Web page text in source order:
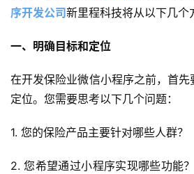
序开发公司新里程科技将从以下几个
一、明确目标和定位
在开发保险业微信小程序之前，首
定位。您需要思考以下几个问题：
1. 您的保险产品主要针对哪些人群？
2. 您希望通过小程序实现哪些功能